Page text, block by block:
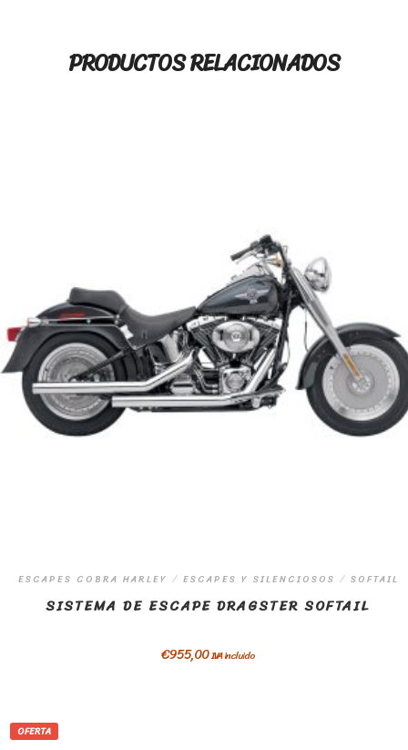
PRODUCTOS RELACIONADOS
ESCAPES COBRA HARLEY / ESCAPES Y SILENCIOSOS / SOFTAIL
SISTEMA DE ESCAPE DRAGSTER SOFTAIL
€955,00IVA incluido
OFERTA